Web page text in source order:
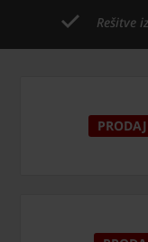
Rešitve